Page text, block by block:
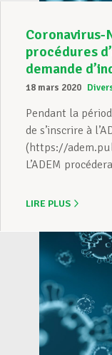
Coronavirus-
procédures
demande
18 mars 2020
Pendant la
de s’inscrire à
(https://
L’ADEM
LIRE PLUS